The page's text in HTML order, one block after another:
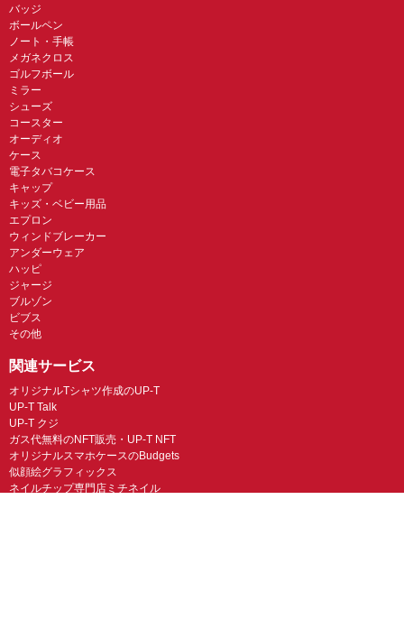
バッジ
ボールペン
ノート・手帳
メガネクロス
ゴルフボール
ミラー
シューズ
コースター
オーディオ
ケース
電子タバコケース
キャップ
キッズ・ベビー用品
エプロン
ウィンドブレーカー
アンダーウェア
ハッピ
ジャージ
ブルゾン
ビブス
その他
関連サービス
オリジナルTシャツ作成のUP-T
UP-T Talk
UP-T クジ
ガス代無料のNFT販売・UP-T NFT
オリジナルスマホケースのBudgets
似顔絵グラフィックス
ネイルチップ専門店ミチネイル